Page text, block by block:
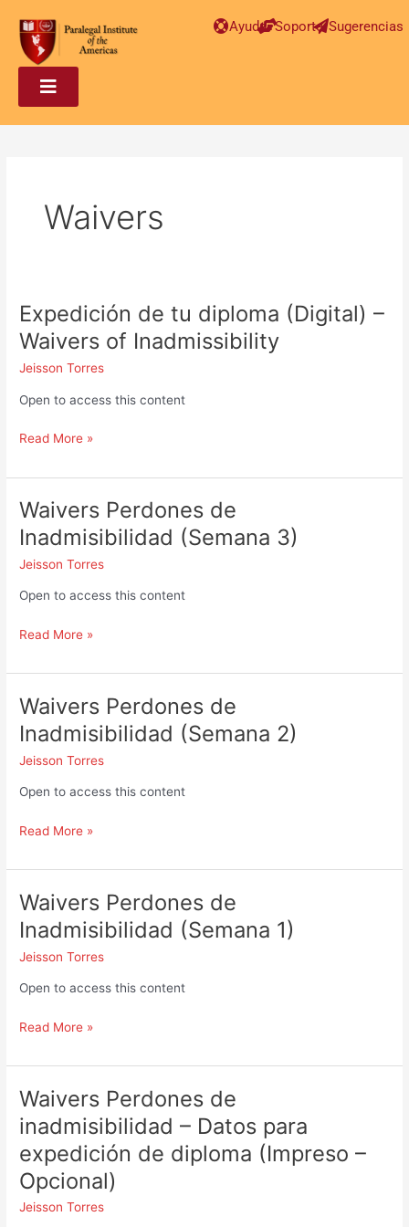
Ayuda Soporte Sugerencias
Waivers
Expedición de tu diploma (Digital) –
Waivers of Inadmissibility
Jeisson Torres
Open to access this content
Expedición
de
tu
diploma
Read More »
Waivers Perdones de
Inadmisibilidad (Semana 3)
Jeisson Torres
Open to access this content
Waivers
Perdones
de
Inadmisibilidad
3)
Read More »
Waivers Perdones de
Inadmisibilidad (Semana 2)
Jeisson Torres
Open to access this content
Waivers
Perdones
de
Inadmisibilidad
2)
Read More »
Waivers Perdones de
Inadmisibilidad (Semana 1)
Jeisson Torres
Open to access this content
Waivers
Perdones
de
Inadmisibilidad
Read More »
Waivers Perdones de
inadmisibilidad – Datos para
expedición de diploma (Impreso –
Opcional)
Jeisson Torres
Waivers
Perdones
de
inadmisibilidad
–
Datos
para